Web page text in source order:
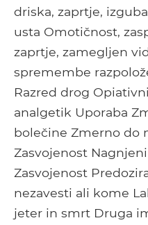
driska, zaprtje,
usta Omotičnost,
zaprtje, zamegljen
spremembe
Razred drog
analgetik Uporaba
bolečine Zmerno do
Zasvojenost
Zasvojenost
nezavesti ali kome
jeter in smrt Druga